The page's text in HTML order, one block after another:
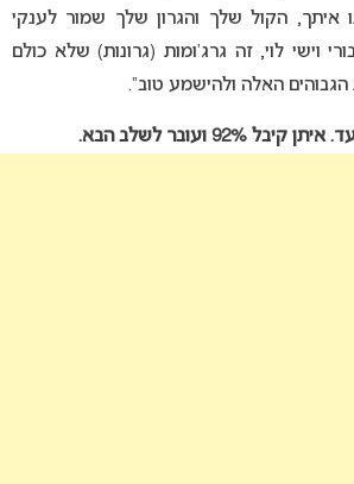
איתך, הקול שלך והגרון שלך שמור לענקי
וישי לוי, זה גרג’ומות (גרונות) שלא כולם
האלה ולהישמע טוב”.
ועובר לשלב הבא.